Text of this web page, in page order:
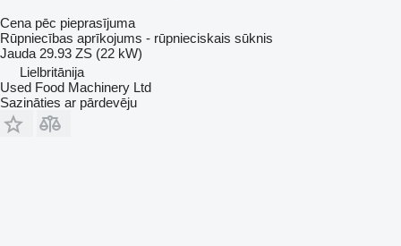
Cena pēc pieprasījuma
Rūpniecības aprīkojums - rūpnieciskais sūknis
Jauda 29.93 ZS (22 kW)
Lielbritānija
Used Food Machinery Ltd
Sazināties ar pārdevēju